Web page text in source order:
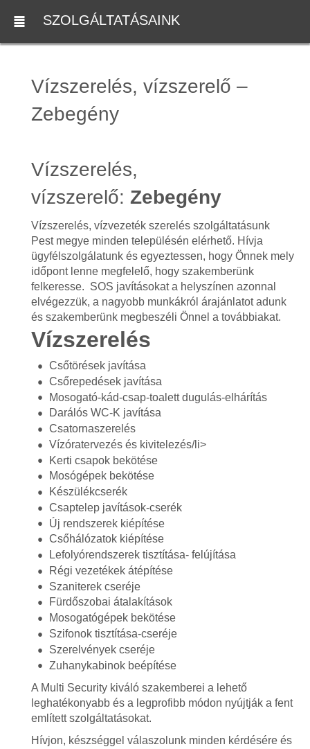
SZOLGÁLTATÁSAINK
Vízszerelés, vízszerelő –
Zebegény
Vízszerelés,
vízszerelő: Zebegény
Vízszerelés, vízvezeték szerelés szolgáltatásunk
Pest megye minden településén elérhető. Hívja
ügyfélszolgálatunk és egyeztessen, hogy Önnek mely
időpont lenne megfelelő, hogy szakemberünk
felkeresse. SOS javításokat a helyszínen azonnal
elvégezzük, a nagyobb munkákról árajánlatot adunk
és szakemberünk megbeszéli Önnel a továbbiakat.
Vízszerelés
Csőtörések javítása
Csőrepedések javítása
Mosogató-kád-csap-toalett dugulás-elhárítás
Darálós WC-K javítása
Csatornaszerelés
Vízóratervezés és kivitelezés/li>
Kerti csapok bekötése
Mosógépek bekötése
Készülékcserék
Csaptelep javítások-cserék
Új rendszerek kiépítése
Csőhálózatok kiépítése
Lefolyórendszerek tisztítása- felújítása
Régi vezetékek átépítése
Szaniterek cseréje
Fürdőszobai átalakítások
Mosogatógépek bekötése
Szifonok tisztítása-cseréje
Szerelvények cseréje
Zuhanykabinok beépítése
A Multi Security kiváló szakemberei a lehető
leghatékonyabb és a legprofibb módon nyújtják a fent
említett szolgáltatásokat.
Hívjon, készséggel válaszolunk minden kérdésére és